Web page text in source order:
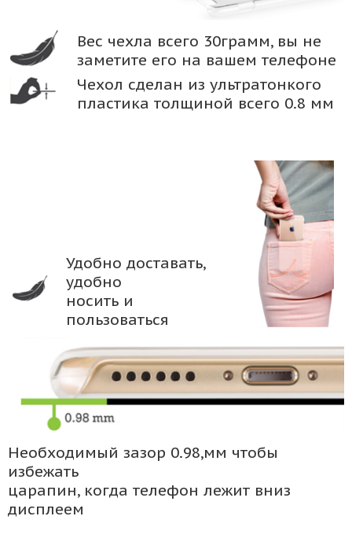
Вес чехла всего 30грамм, вы не
заметите его на вашем телефоне
Чехол сделан из ультратонкого
пластика толщиной всего 0.8 мм
Удобно доставать,
удобно
носить и
пользоваться
Необходимый зазор 0.98,мм чтобы
избежать
царапин, когда телефон лежит вниз
дисплеем